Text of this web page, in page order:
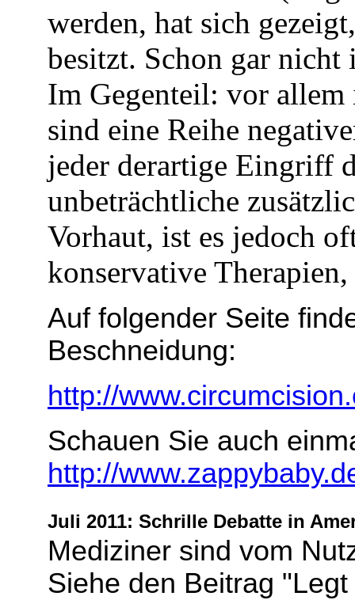
werden, hat sich
besitzt. Schon gar
Im Gegenteil: vor
sind eine Reihe
jeder derartige Eingriff
unbeträchtliche
Vorhaut, ist es jedoch
konservative
Auf folgender Seite
Beschneidung:
http://
Schauen Sie auch
http://
Juli 2011: Schrille Debatte in
Mediziner sind vom
Siehe den Beitrag